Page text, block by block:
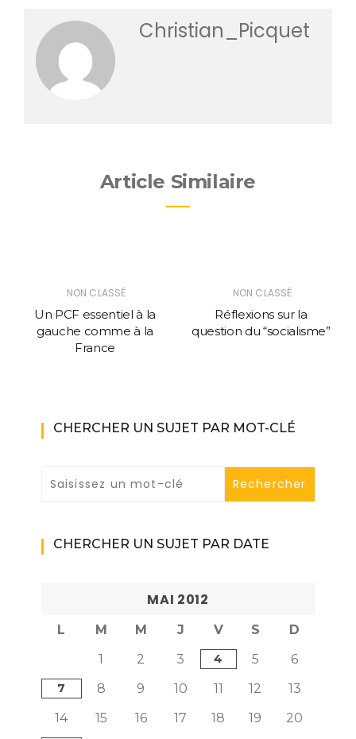
Christian_Picquet
Article Similaire
NON CLASSÉ
Un PCF essentiel à la
gauche comme à la
France
NON CLASSÉ
Réflexions sur la
question du “socialisme”
CHERCHER UN SUJET PAR MOT-CLÉ
CHERCHER UN SUJET PAR DATE
MAI 2012
L M M J V S
D
1
2 3 4 5 6
7 8 9 10 11 12
13
14
15 16 17 18 19 20